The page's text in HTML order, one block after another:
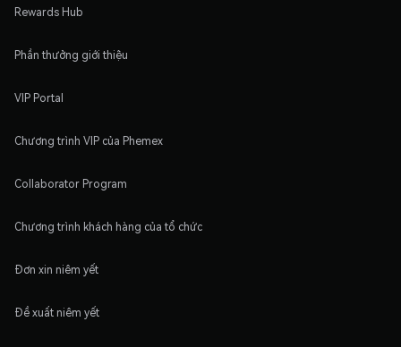
Rewards Hub
Phần thưởng giới thiệu
VIP Portal
Chương trình VIP của Phemex
Collaborator Program
Chương trình khách hàng của tổ chức
Đơn xin niêm yết
Đề xuất niêm yết